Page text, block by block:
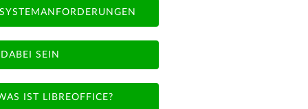
SYSTEMANFORDERUNGEN
DABEI SEIN
IST LIBREOFFICE?